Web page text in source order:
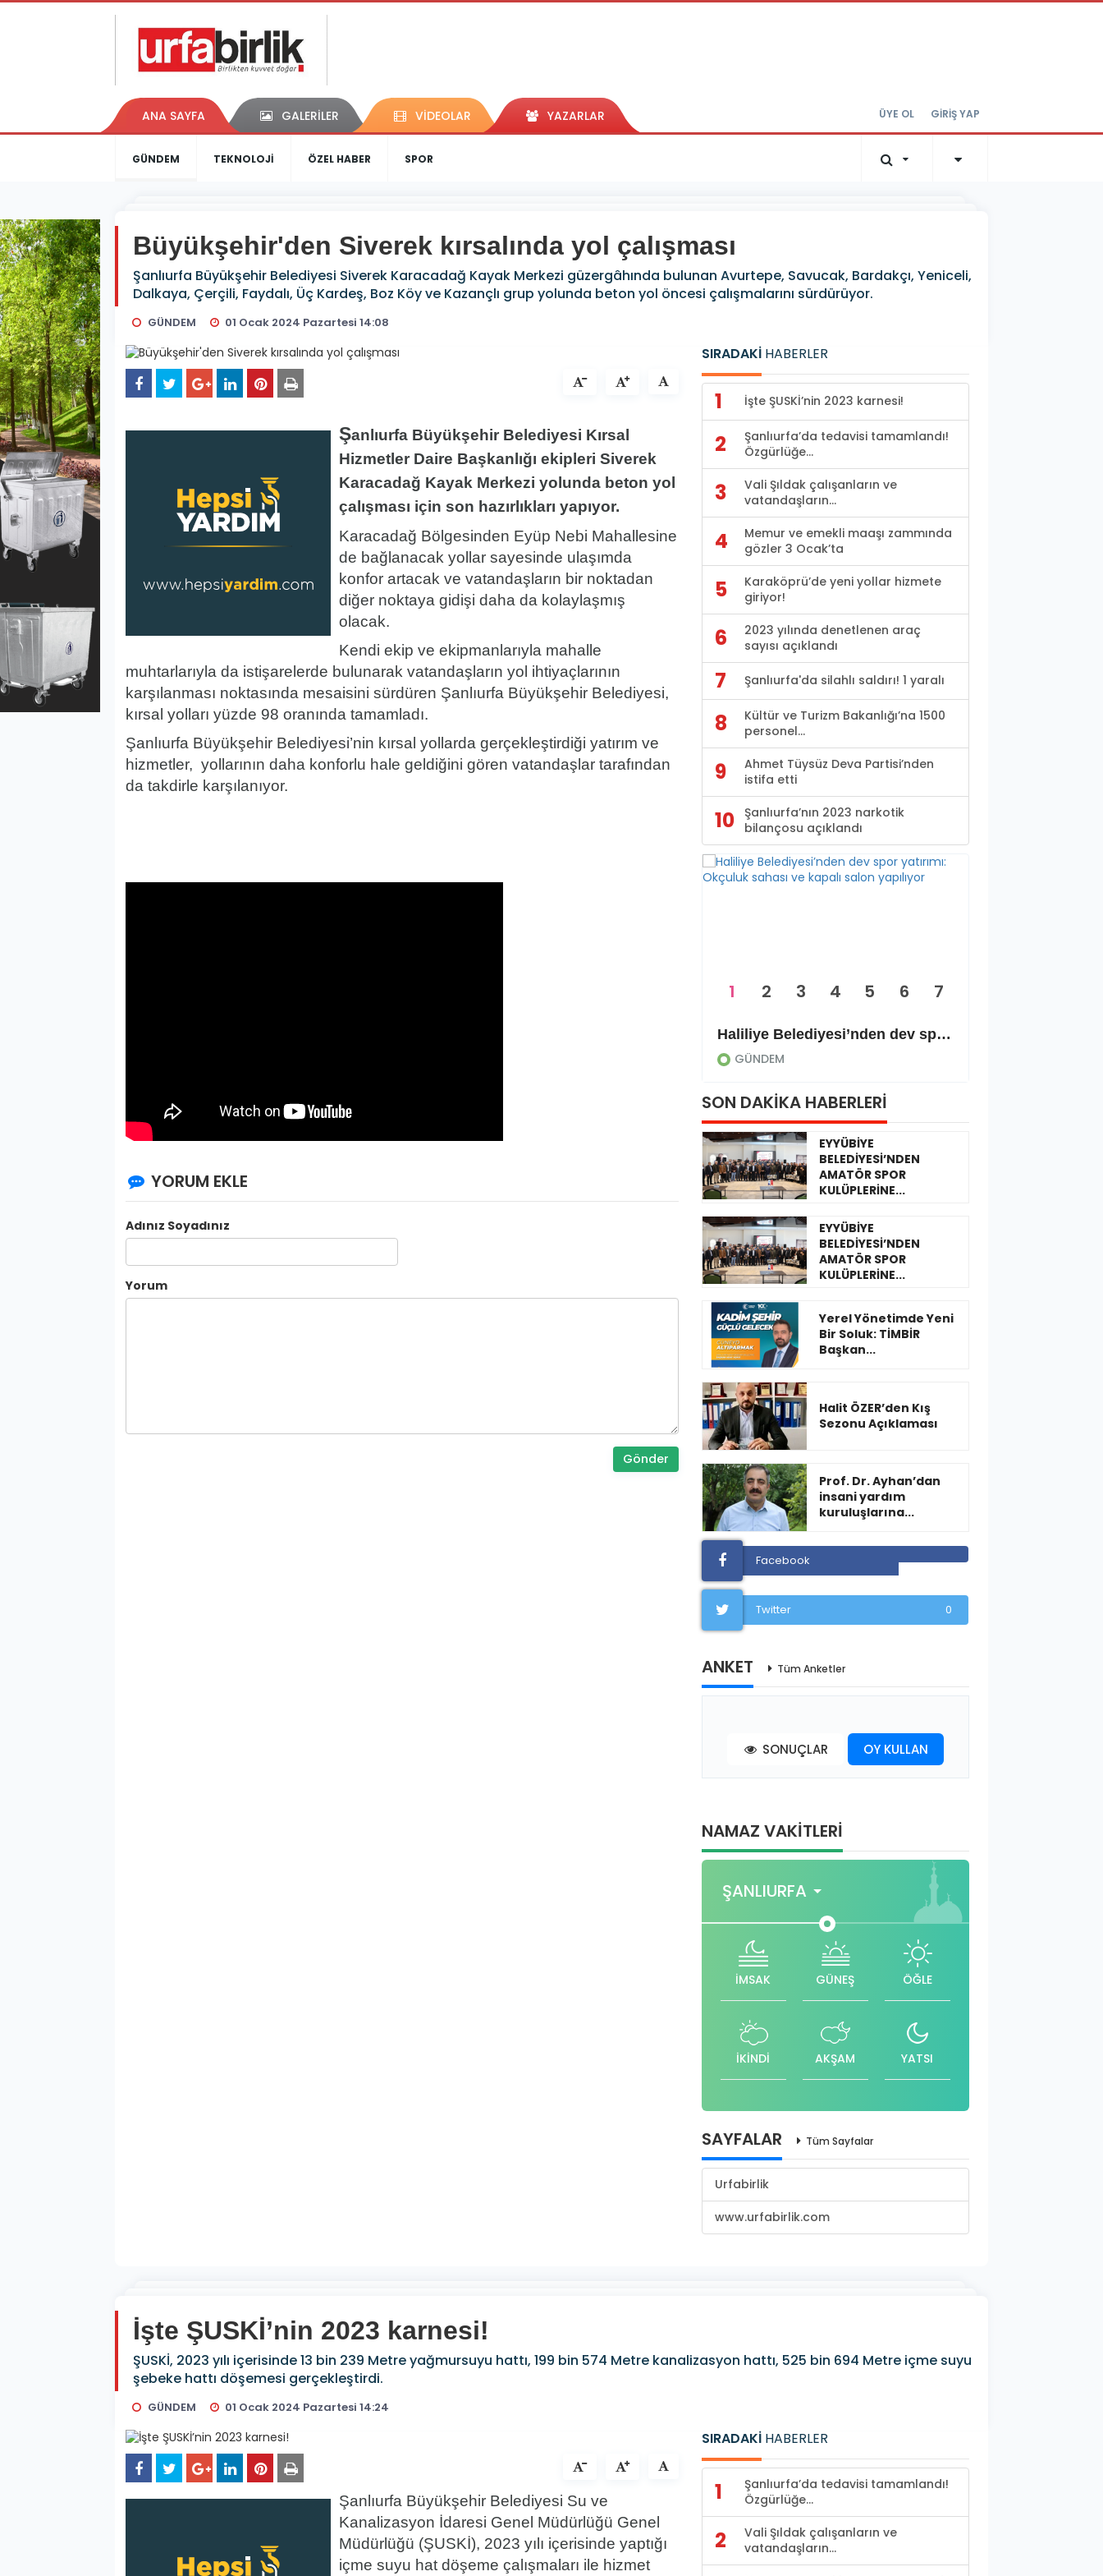
ANA SAYFA GALERİLER VİDEOLAR YAZARLAR ÜYE OL GİRİŞ YAP
GÜNDEM TEKNOLOJİ ÖZEL HABER SPOR
Büyükşehir'den Siverek kırsalında yol çalışması
Şanlıurfa Büyükşehir Belediyesi Siverek Karacadağ Kayak Merkezi güzergâhında bulunan Avurtepe, Savucak, Bardakçı, Yeniceli,
Dalkaya, Çerçili, Faydalı, Üç Kardeş, Boz Köy ve Kazançlı grup yolunda beton yol öncesi çalışmalarını sürdürüyor.
GÜNDEM 01 Ocak 2024 Pazartesi 14:08
Şanlıurfa Büyükşehir Belediyesi Kırsal
Hizmetler Daire Başkanlığı ekipleri Siverek
Karacadağ Kayak Merkezi yolunda beton yol
çalışması için son hazırlıkları yapıyor.
Karacadağ Bölgesinden Eyüp Nebi Mahallesine
de bağlanacak yollar sayesinde ulaşımda
konfor artacak ve vatandaşların bir noktadan
diğer noktaya gidişi daha da kolaylaşmış
olacak.
Kendi ekip ve ekipmanlarıyla mahalle
muhtarlarıyla da istişarelerde bulunarak vatandaşların yol ihtiyaçlarının
karşılanması noktasında mesaisini sürdüren Şanlıurfa Büyükşehir Belediyesi,
kırsal yolları yüzde 98 oranında tamamladı.
Şanlıurfa Büyükşehir Belediyesi’nin kırsal yollarda gerçekleştirdiği yatırım ve
hizmetler, yollarının daha konforlu hale geldiğini gören vatandaşlar tarafından
da takdirle karşılanıyor.
YORUM EKLE
Adınız Soyadınız
Yorum
Gönder
SIRADAKİ HABERLER
1 İşte ŞUSKİ’nin 2023 karnesi!
2
Şanlıurfa’da tedavisi tamamlandı!
Özgürlüğe...
3
Vali Şıldak çalışanların ve
vatandaşların...
4
Memur ve emekli maaşı zammında
gözler 3 Ocak’ta
5
Karaköprü’de yeni yollar hizmete
giriyor!
6
2023 yılında denetlenen araç
sayısı açıklandı
7 Şanlıurfa'da silahlı saldırı! 1 yaralı
8
Kültür ve Turizm Bakanlığı’na 1500
personel...
9
Ahmet Tüysüz Deva Partisi’nden
istifa etti
10
Şanlıurfa’nın 2023 narkotik
bilançosu açıklandı
Haliliye Belediyesi’nden dev spor yatırımı: Okçuluk sahası ve kapalı salon yapılıyor
GÜNDEM
1 2 3 4 5 6 7
SON DAKİKA HABERLERİ
EYYÜBİYE
BELEDİYESİ’NDEN
AMATÖR SPOR
KULÜPLERİNE...
EYYÜBİYE
BELEDİYESİ’NDEN
AMATÖR SPOR
KULÜPLERİNE...
Yerel Yönetimde Yeni
Bir Soluk: TİMBİR
Başkan...
Halit ÖZER’den Kış
Sezonu Açıklaması
Prof. Dr. Ayhan’dan
insani yardım
kuruluşlarına...
Facebook
Twitter 0
ANKET Tüm Anketler
SONUÇLAR OY KULLAN
NAMAZ VAKİTLERİ
ŞANLIURFA
İMSAK GÜNEŞ ÖĞLE
İKİNDİ AKŞAM YATSI
SAYFALAR Tüm Sayfalar
Urfabirlik
www.urfabirlik.com
İşte ŞUSKİ’nin 2023 karnesi!
ŞUSKİ, 2023 yılı içerisinde 13 bin 239 Metre yağmursuyu hattı, 199 bin 574 Metre kanalizasyon hattı, 525 bin 694 Metre içme suyu
şebeke hattı döşemesi gerçekleştirdi.
GÜNDEM 01 Ocak 2024 Pazartesi 14:24
Şanlıurfa Büyükşehir Belediyesi Su ve
Kanalizasyon İdaresi Genel Müdürlüğü Genel
Müdürlüğü (ŞUSKİ), 2023 yılı içerisinde yaptığı
içme suyu hat döşeme çalışmaları ile hizmet
SIRADAKİ HABERLER
1
Şanlıurfa’da tedavisi tamamlandı!
Özgürlüğe...
2
Vali Şıldak çalışanların ve
vatandaşların...